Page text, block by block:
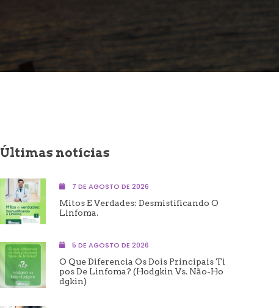
Últimas notícias
7 DE AGOSTO DE 2026
Mitos E Verdades: Desmistificando O
Linfoma.
5 DE AGOSTO DE 2026
O Que Diferencia Os Dois Principais Ti
Pos De Linfoma? (Hodgkin Vs. Não-Ho
Dgkin)